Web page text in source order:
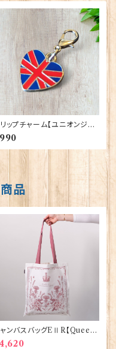
ップチャーム【ユニオンジャ
】Euro Stick 90193-A〔U
〕
品
ンバスバッグEⅡR【Queen
Commemorativ